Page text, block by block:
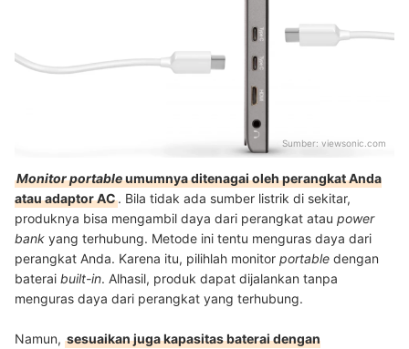
Sumber: viewsonic.com
Monitor portableumumnya ditenagai oleh perangkat Anda
atau adaptor AC. Bila tidak ada sumber listrik di sekitar,
produknya bisa mengambil daya dari perangkat atau power
bank yang terhubung. Metode ini tentu menguras daya dari
perangkat Anda. Karena itu, pilihlah monitor portable dengan
baterai built-in. Alhasil, produk dapat dijalankan tanpa
menguras daya dari perangkat yang terhubung.
Namun, sesuaikan juga kapasitas baterai dengan